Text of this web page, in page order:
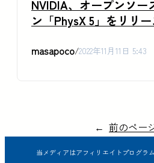
NVIDIA、オープンソー
ン「PhysX 5」をリリー
masapoco/2022年11月11日 5:43
← 前のペー
当メディアはアフィリエイトプログラ